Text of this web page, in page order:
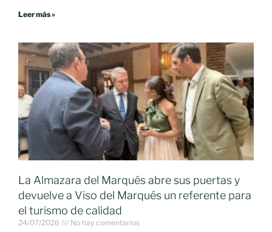
Leer más »
La Almazara del Marqués abre sus puertas y
devuelve a Viso del Marqués un referente para
el turismo de calidad
24/07/2026 No hay comentarios